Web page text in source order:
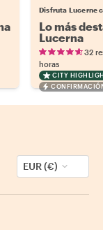
Disfruta Lucerne
Lo más
Lucerna
32
horas
CITY
EUR (€)